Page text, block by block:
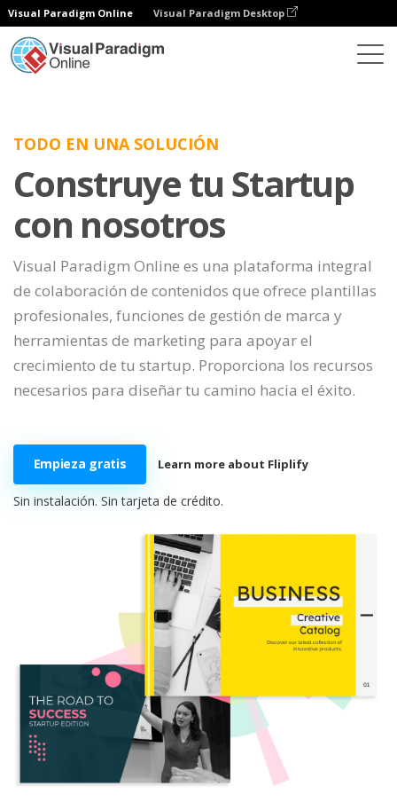
Visual Paradigm Online Visual Paradigm Desktop
TODO EN UNA SOLUCIÓN
Construye tu Startup
con nosotros
Visual Paradigm Online es una plataforma integral
de colaboración de contenidos que ofrece plantillas
profesionales, funciones de gestión de marca y
herramientas de marketing para apoyar el
crecimiento de tu startup. Proporciona los recursos
necesarios para diseñar tu camino hacia el éxito.
Empieza gratis Learn more about Fliplify
Sin instalación. Sin tarjeta de crédito.